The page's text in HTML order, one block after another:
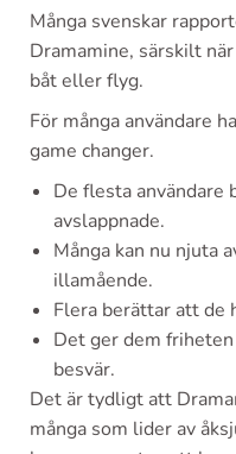
Många svenskar
Dramamine, särskilt
båt eller flyg.
För många användare
game changer.
De flesta användare
avslappnade.
Många kan nu njuta
illamående.
Flera berättar att de
Det ger dem
besvär.
Det är tydligt att
många som lider av